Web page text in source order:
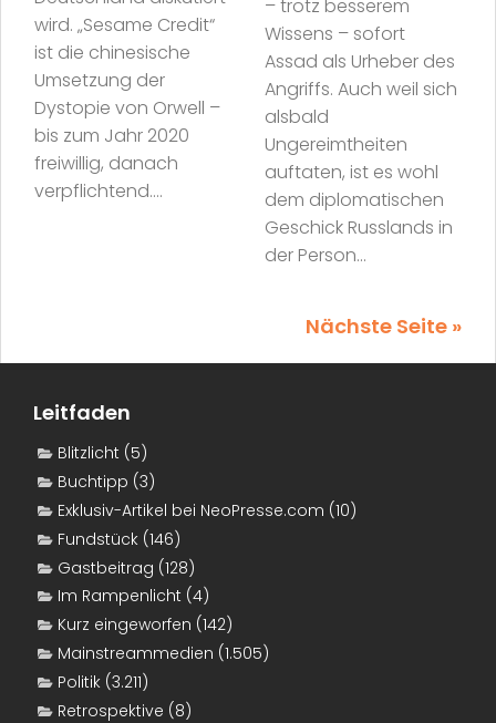
wird. „Sesame Credit“
ist die chinesische
Umsetzung der
Dystopie von Orwell –
bis zum Jahr 2020
freiwillig, danach
verpflichtend....
– trotz besserem
Wissens – sofort
Assad als Urheber des
Angriffs. Auch weil sich
alsbald
Ungereimtheiten
auftaten, ist es wohl
dem diplomatischen
Geschick Russlands in
der Person...
Nächste Seite »
Leitfaden
Blitzlicht (5)
Buchtipp (3)
Exklusiv-Artikel bei NeoPresse.com (10)
Fundstück (146)
Gastbeitrag (128)
Im Rampenlicht (4)
Kurz eingeworfen (142)
Mainstreammedien (1.505)
Politik (3.211)
Retrospektive (8)